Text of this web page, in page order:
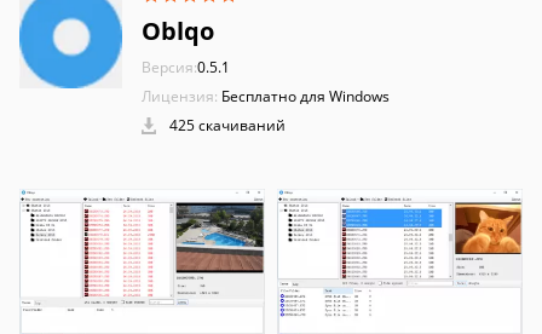
Oblqo
Версия:0.5.1
Лицензия: Бесплатно для Windows
425 скачиваний